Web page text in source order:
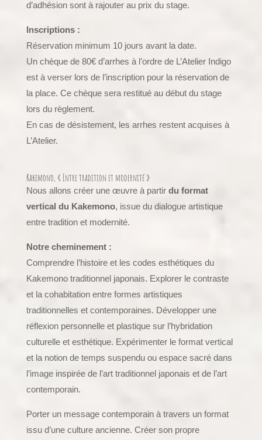
d’adhésion sont à rajouter au prix du stage.
Inscriptions :
Réservation minimum 10 jours avant la date.
Un chèque de 80€ d’arrhes à l’ordre de L’Atelier Indigo
est à verser lors de l’inscription pour la réservation de
la place. Ce chèque sera restitué au début du stage
lors du règlement.
En cas de désistement, les arrhes restent acquises à
L’Atelier.
Kakemono, « Entre tradition et modernité »
Nous allons créer une œuvre à partir du format
vertical du Kakemono, issue du dialogue artistique
entre tradition et modernité.
Notre cheminement :
Comprendre l’histoire et les codes esthétiques du
Kakemono traditionnel japonais. Explorer le contraste
et la cohabitation entre formes artistiques
traditionnelles et contemporaines. Développer une
réflexion personnelle et plastique sur l’hybridation
culturelle et esthétique. Expérimenter le format vertical
et la notion de temps suspendu ou espace sacré dans
l’image inspirée de l’art traditionnel japonais et de l’art
contemporain.
Porter un message contemporain à travers un format
issu d’une culture ancienne. Créer son propre